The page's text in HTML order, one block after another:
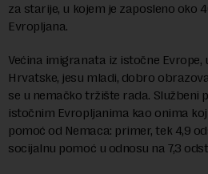
za starije, u kojem je zaposleno oko
Evropljana.
Većina imigranata iz istočne Evrope,
Hrvatske, jesu mladi, dobro
se u nemačko tržište rada. Službeni
istočnim Evropljanima kao onima
pomoć od Nemaca: primer, tek 4,9
socijalnu pomoć u odnosu na 7,3